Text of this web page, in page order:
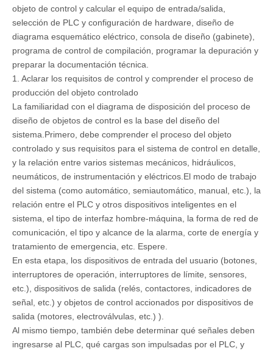
objeto de control y calcular el equipo de entrada/salida,
selección de PLC y configuración de hardware, diseño de
diagrama esquemático eléctrico, consola de diseño (gabinete),
programa de control de compilación, programar la depuración y
preparar la documentación técnica.
1. Aclarar los requisitos de control y comprender el proceso de
producción del objeto controlado
La familiaridad con el diagrama de disposición del proceso de
diseño de objetos de control es la base del diseño del
sistema.Primero, debe comprender el proceso del objeto
controlado y sus requisitos para el sistema de control en detalle,
y la relación entre varios sistemas mecánicos, hidráulicos,
neumáticos, de instrumentación y eléctricos.El modo de trabajo
del sistema (como automático, semiautomático, manual, etc.), la
relación entre el PLC y otros dispositivos inteligentes en el
sistema, el tipo de interfaz hombre-máquina, la forma de red de
comunicación, el tipo y alcance de la alarma, corte de energía y
tratamiento de emergencia, etc. Espere.
En esta etapa, los dispositivos de entrada del usuario (botones,
interruptores de operación, interruptores de límite, sensores,
etc.), dispositivos de salida (relés, contactores, indicadores de
señal, etc.) y objetos de control accionados por dispositivos de
salida (motores, electroválvulas, etc.) ).
Al mismo tiempo, también debe determinar qué señales deben
ingresarse al PLC, qué cargas son impulsadas por el PLC, y